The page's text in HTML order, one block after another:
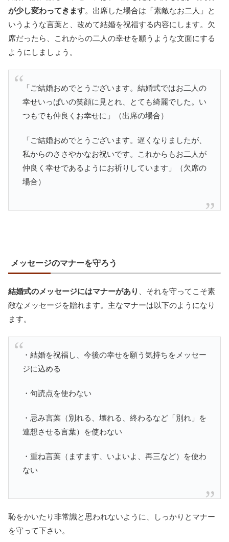
が少し変わってきます。出席した場合は「素敵なお二人」と
いうような言葉と、改めて結婚を祝福する内容にします。欠
席だったら、これからの二人の幸せを願うような文面にする
ようにしましょう。
「ご結婚おめでとうございます。結婚式ではお二人の
幸せいっぱいの笑顔に見とれ、とても綺麗でした。い
つもでも仲良くお幸せに」（出席の場合）
「ご結婚おめでとうございます。遅くなりましたが、
私からのささやかなお祝いです。これからもお二人が
仲良く幸せであるようにお祈りしています」（欠席の
場合）
メッセージのマナーを守ろう
結婚式のメッセージにはマナーがあり
、それを守ってこそ素
敵なメッセージを贈れます。主なマナーは以下のようになり
ます。
・結婚を祝福し、今後の幸せを願う気持ちをメッセー
ジに込める
・句読点を使わない
・忌み言葉（別れる、壊れる、終わるなど「別れ」を
連想させる言葉）を使わない
・重ね言葉（ますます、いよいよ、再三など）を使わ
ない
恥をかいたり非常識と思われないように、しっかりとマナー
を守って下さい。